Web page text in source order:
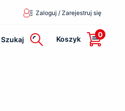
Zaloguj / Zarejestruj się
Szukaj Koszyk
0